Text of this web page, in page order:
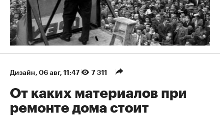
Дизайн⁠, 06 авг, 11:47 7 311
От каких материалов при
ремонте дома стоит